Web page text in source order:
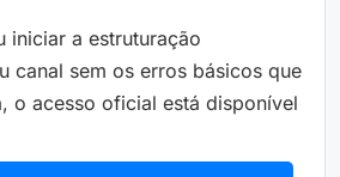
iniciar a estruturação
canal sem os erros básicos que
o acesso oficial está disponível